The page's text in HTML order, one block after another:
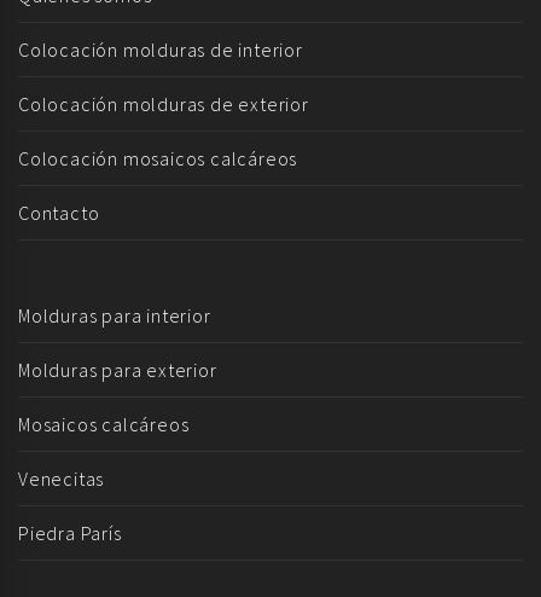
Colocación molduras de interior
Colocación molduras de exterior
Colocación mosaicos calcáreos
Contacto
Molduras para interior
Molduras para exterior
Mosaicos calcáreos
Venecitas
Piedra París